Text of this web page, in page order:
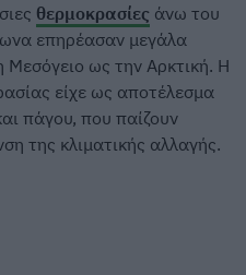
θερμοκρασίες άνω του
επηρέασαν μεγάλα
ως την Αρκτική. Η
είχε ως αποτέλεσμα
πάγου, που παίζουν
της κλιματικής αλλαγής.